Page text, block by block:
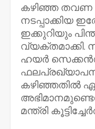
കഴിഞ്ഞ തവണ
നടപ്പാക്കിയ
ഇക്കുറിയും
വ്യക്തമാക്കി.
ഹയർ
കഴിഞ്ഞതിൽ
മന്ത്രി